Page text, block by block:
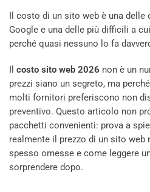
Il costo di un sito web è una delle
Google e una delle più difficili a
perché quasi nessuno lo fa
Il costo sito web 2026 non è un
prezzi siano un segreto, ma
molti fornitori preferiscono non
preventivo. Questo articolo non
pacchetti convenienti: prova a
realmente il prezzo di un sito web
spesso omesse e come leggere
sorprendere dopo.